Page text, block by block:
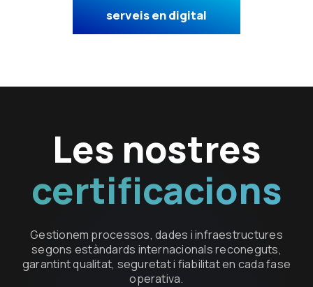
serveis en digital
Les nostres
certificacions
Gestionem processos, dades i infraestructures
segons estàndards internacionals reconeguts,
garantint qualitat, seguretat i fiabilitat en cada fase
operativa.